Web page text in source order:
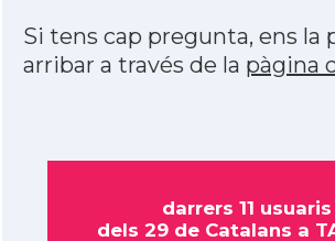
Si tens cap pregunta, ens la
arribar a través de la pàgina
darrers 11 usuaris
dels 29 de Catalans a